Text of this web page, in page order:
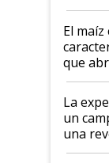
infinitas"
El
que
el lote
La
un
una